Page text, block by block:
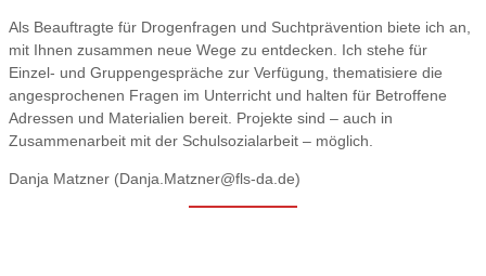
Als Beauftragte für Drogenfragen und Suchtprävention biete ich an,
mit Ihnen zusammen neue Wege zu entdecken. Ich stehe für
Einzel- und Gruppengespräche zur Verfügung, thematisiere die
angesprochenen Fragen im Unterricht und halten für Betroffene
Adressen und Materialien bereit. Projekte sind – auch in
Zusammenarbeit mit der Schulsozialarbeit – möglich.
Danja Matzner (Danja.Matzner@fls-da.de)